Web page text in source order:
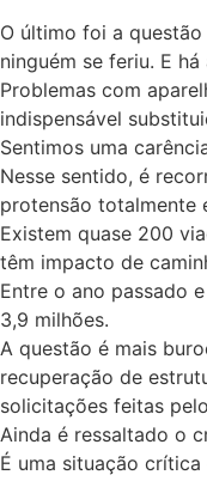
O último foi a
ninguém se feriu. E
Problemas com
indispensável
Sentimos uma
Nesse sentido, é
protensão totalmente
Existem quase 200
têm impacto de
Entre o ano passado
3,9 milhões.
A questão é mais
recuperação de
solicitações feitas
Ainda é ressaltado o
É uma situação